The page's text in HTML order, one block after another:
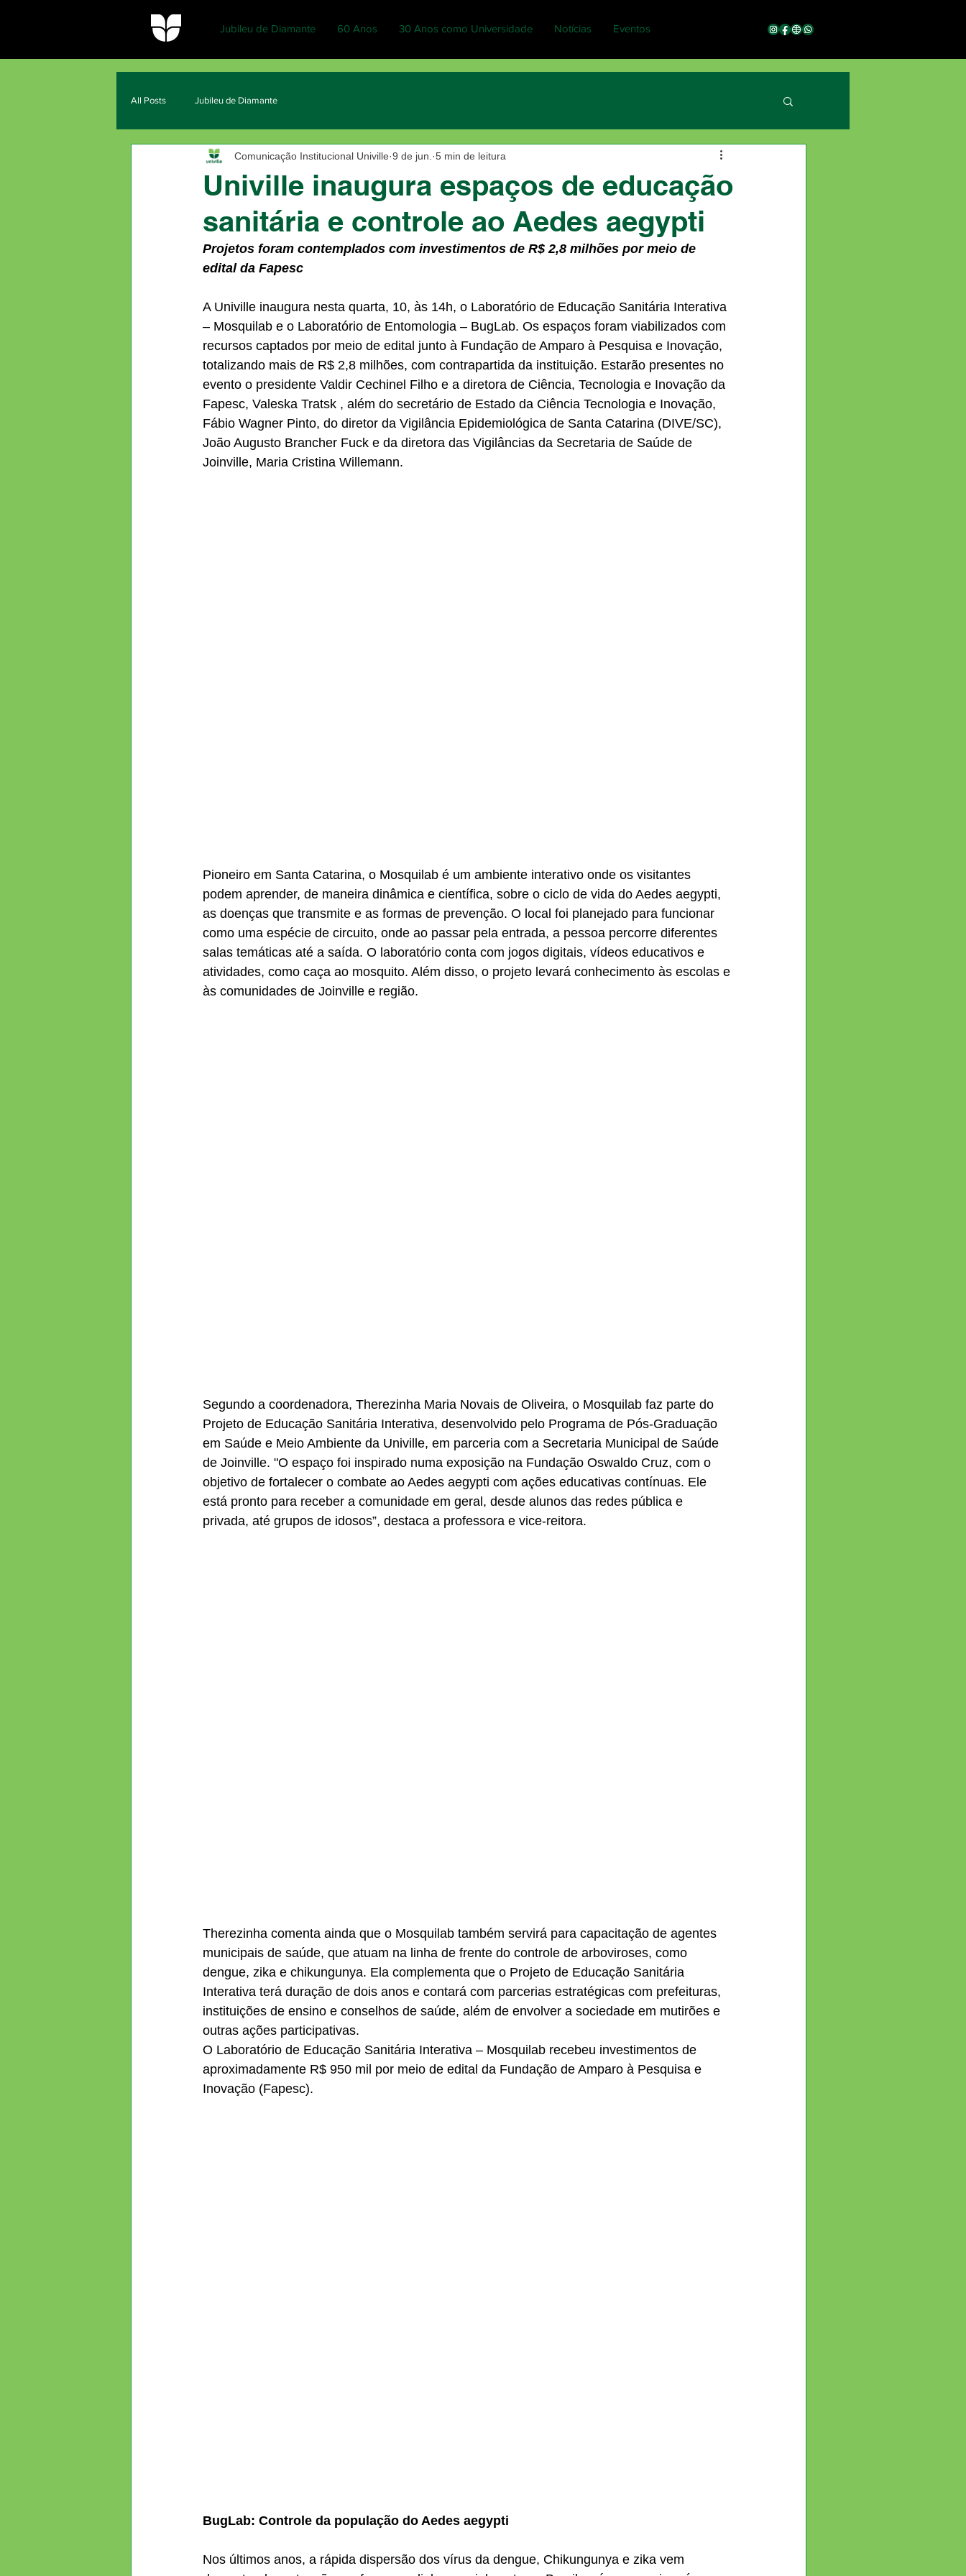
Jubileu de Diamante 60 Anos 30 Anos como Universidade Notícias Eventos
All Posts Jubileu de Diamante
Univille inaugura espaços de educação
sanitária e controle ao Aedes aegypti
Comunicação Institucional Univille 9 de jun. 5 min de leitura
Projetos foram contemplados com investimentos de R$ 2,8 milhões por meio de
edital da Fapesc
A Univille inaugura nesta quarta, 10, às 14h, o Laboratório de Educação Sanitária Interativa
– Mosquilab e o Laboratório de Entomologia – BugLab. Os espaços foram viabilizados com
recursos captados por meio de edital junto à Fundação de Amparo à Pesquisa e Inovação,
totalizando mais de R$ 2,8 milhões, com contrapartida da instituição. Estarão presentes no
evento o presidente Valdir Cechinel Filho e a diretora de Ciência, Tecnologia e Inovação da
Fapesc, Valeska Tratsk , além do secretário de Estado da Ciência Tecnologia e Inovação,
Fábio Wagner Pinto, do diretor da Vigilância Epidemiológica de Santa Catarina (DIVE/SC),
João Augusto Brancher Fuck e da diretora das Vigilâncias da Secretaria de Saúde de
Joinville, Maria Cristina Willemann.
Pioneiro em Santa Catarina, o Mosquilab é um ambiente interativo onde os visitantes
podem aprender, de maneira dinâmica e científica, sobre o ciclo de vida do Aedes aegypti,
as doenças que transmite e as formas de prevenção. O local foi planejado para funcionar
como uma espécie de circuito, onde ao passar pela entrada, a pessoa percorre diferentes
salas temáticas até a saída. O laboratório conta com jogos digitais, vídeos educativos e
atividades, como caça ao mosquito. Além disso, o projeto levará conhecimento às escolas e
às comunidades de Joinville e região.
Segundo a coordenadora, Therezinha Maria Novais de Oliveira, o Mosquilab faz parte do
Projeto de Educação Sanitária Interativa, desenvolvido pelo Programa de Pós-Graduação
em Saúde e Meio Ambiente da Univille, em parceria com a Secretaria Municipal de Saúde
de Joinville. "O espaço foi inspirado numa exposição na Fundação Oswaldo Cruz, com o
objetivo de fortalecer o combate ao Aedes aegypti com ações educativas contínuas. Ele
está pronto para receber a comunidade em geral, desde alunos das redes pública e
privada, até grupos de idosos”, destaca a professora e vice-reitora.
Therezinha comenta ainda que o Mosquilab também servirá para capacitação de agentes
municipais de saúde, que atuam na linha de frente do controle de arboviroses, como
dengue, zika e chikungunya. Ela complementa que o Projeto de Educação Sanitária
Interativa terá duração de dois anos e contará com parcerias estratégicas com prefeituras,
instituições de ensino e conselhos de saúde, além de envolver a sociedade em mutirões e
outras ações participativas.
O Laboratório de Educação Sanitária Interativa – Mosquilab recebeu investimentos de
aproximadamente R$ 950 mil por meio de edital da Fundação de Amparo à Pesquisa e
Inovação (Fapesc).
BugLab: Controle da população do Aedes aegypti
Nos últimos anos, a rápida dispersão dos vírus da dengue, Chikungunya e zika vem